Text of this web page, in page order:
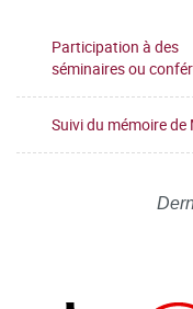
Participation à des
séminaires ou
Suivi du mémoire de